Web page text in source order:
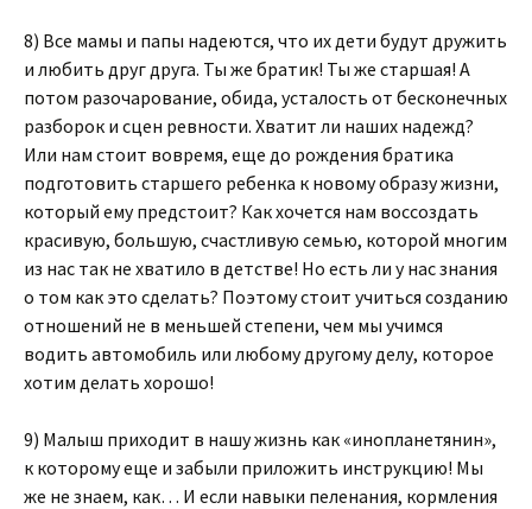
8) Все мамы и папы надеются, что их дети будут дружить
и любить друг друга. Ты же братик! Ты же старшая! А
потом разочарование, обида, усталость от бесконечных
разборок и сцен ревности. Хватит ли наших надежд?
Или нам стоит вовремя, еще до рождения братика
подготовить старшего ребенка к новому образу жизни,
который ему предстоит? Как хочется нам воссоздать
красивую, большую, счастливую семью, которой многим
из нас так не хватило в детстве! Но есть ли у нас знания
о том как это сделать? Поэтому стоит учиться созданию
отношений не в меньшей степени, чем мы учимся
водить автомобиль или любому другому делу, которое
хотим делать хорошо!
9) Малыш приходит в нашу жизнь как «инопланетянин»,
к которому еще и забыли приложить инструкцию! Мы
же не знаем, как… И если навыки пеленания, кормления